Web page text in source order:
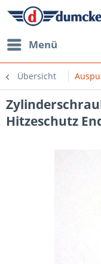
Menü
Übersicht
Hitzeschutz